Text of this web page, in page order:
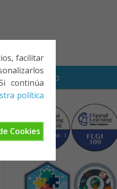
facilitar
continúa
política
Cookies
CONTACTO